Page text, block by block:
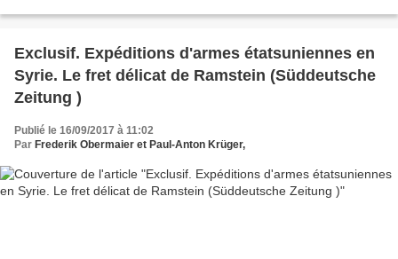
Exclusif. Expéditions d'armes étatsuniennes en
Syrie. Le fret délicat de Ramstein (Süddeutsche
Zeitung )
Publié le 16/09/2017 à 11:02
Par Frederik Obermaier et Paul-Anton Krüger,